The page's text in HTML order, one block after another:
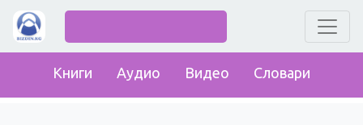
Книги Аудио Видео Словари